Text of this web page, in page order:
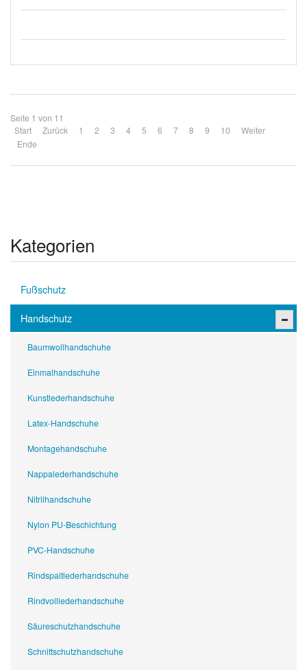
Seite 1 von 11
Start
Zurück 1 2 3 4 5 6 7 8 9 10
Weiter
Ende
Kategorien
Fußschutz
Handschutz
Baumwollhandschuhe
Einmalhandschuhe
Kunstlederhandschuhe
Latex-Handschuhe
Montagehandschuhe
Nappalederhandschuhe
Nitrilhandschuhe
Nylon PU-Beschichtung
PVC-Handschuhe
Rindspaltlederhandschuhe
Rindvolllederhandschuhe
Säureschutzhandschuhe
Schnittschutzhandschuhe